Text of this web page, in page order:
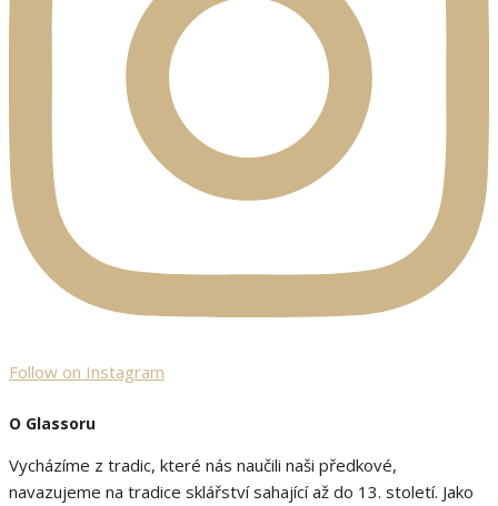
Follow on Instagram
O Glassoru
Vycházíme z tradic, které nás naučili naši předkové,
navazujeme na tradice sklářství sahající až do 13. století. Jako